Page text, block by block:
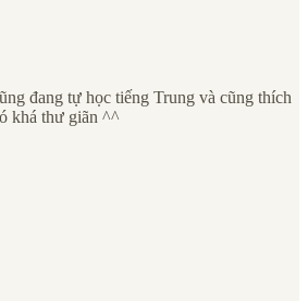
đang tự học tiếng Trung và cũng thích
khá thư giãn ^^